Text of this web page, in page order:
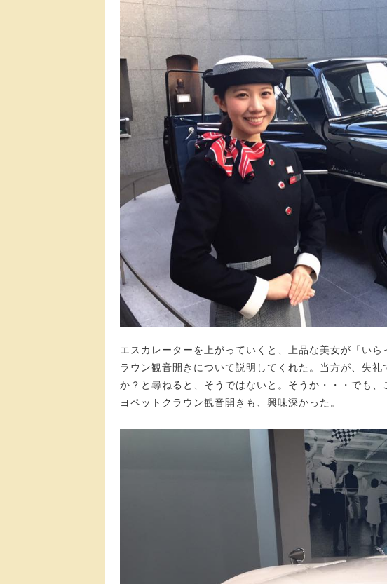
エスカレーターを上がっていくと、上品な美女が「い
ラウン観音開きについて説明してくれた。当方が、失
か？と尋ねると、そうではないと。そうか・・・でも
ヨペットクラウン観音開きも、興味深かった。